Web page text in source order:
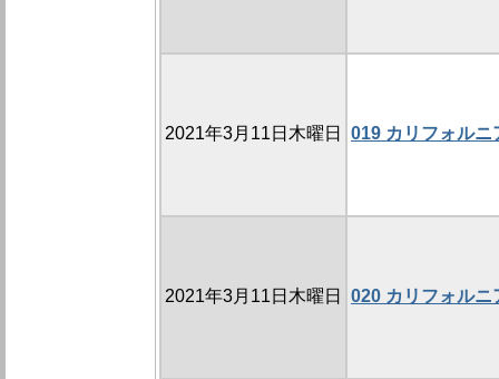
2021年3月11日木曜日 019 カリフォルニ
2021年3月11日木曜日 020 カリフォルニ